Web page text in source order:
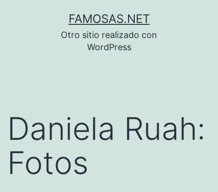
FAMOSAS.NET
Otro sitio realizado con
WordPress
Daniela Ruah:
Fotos